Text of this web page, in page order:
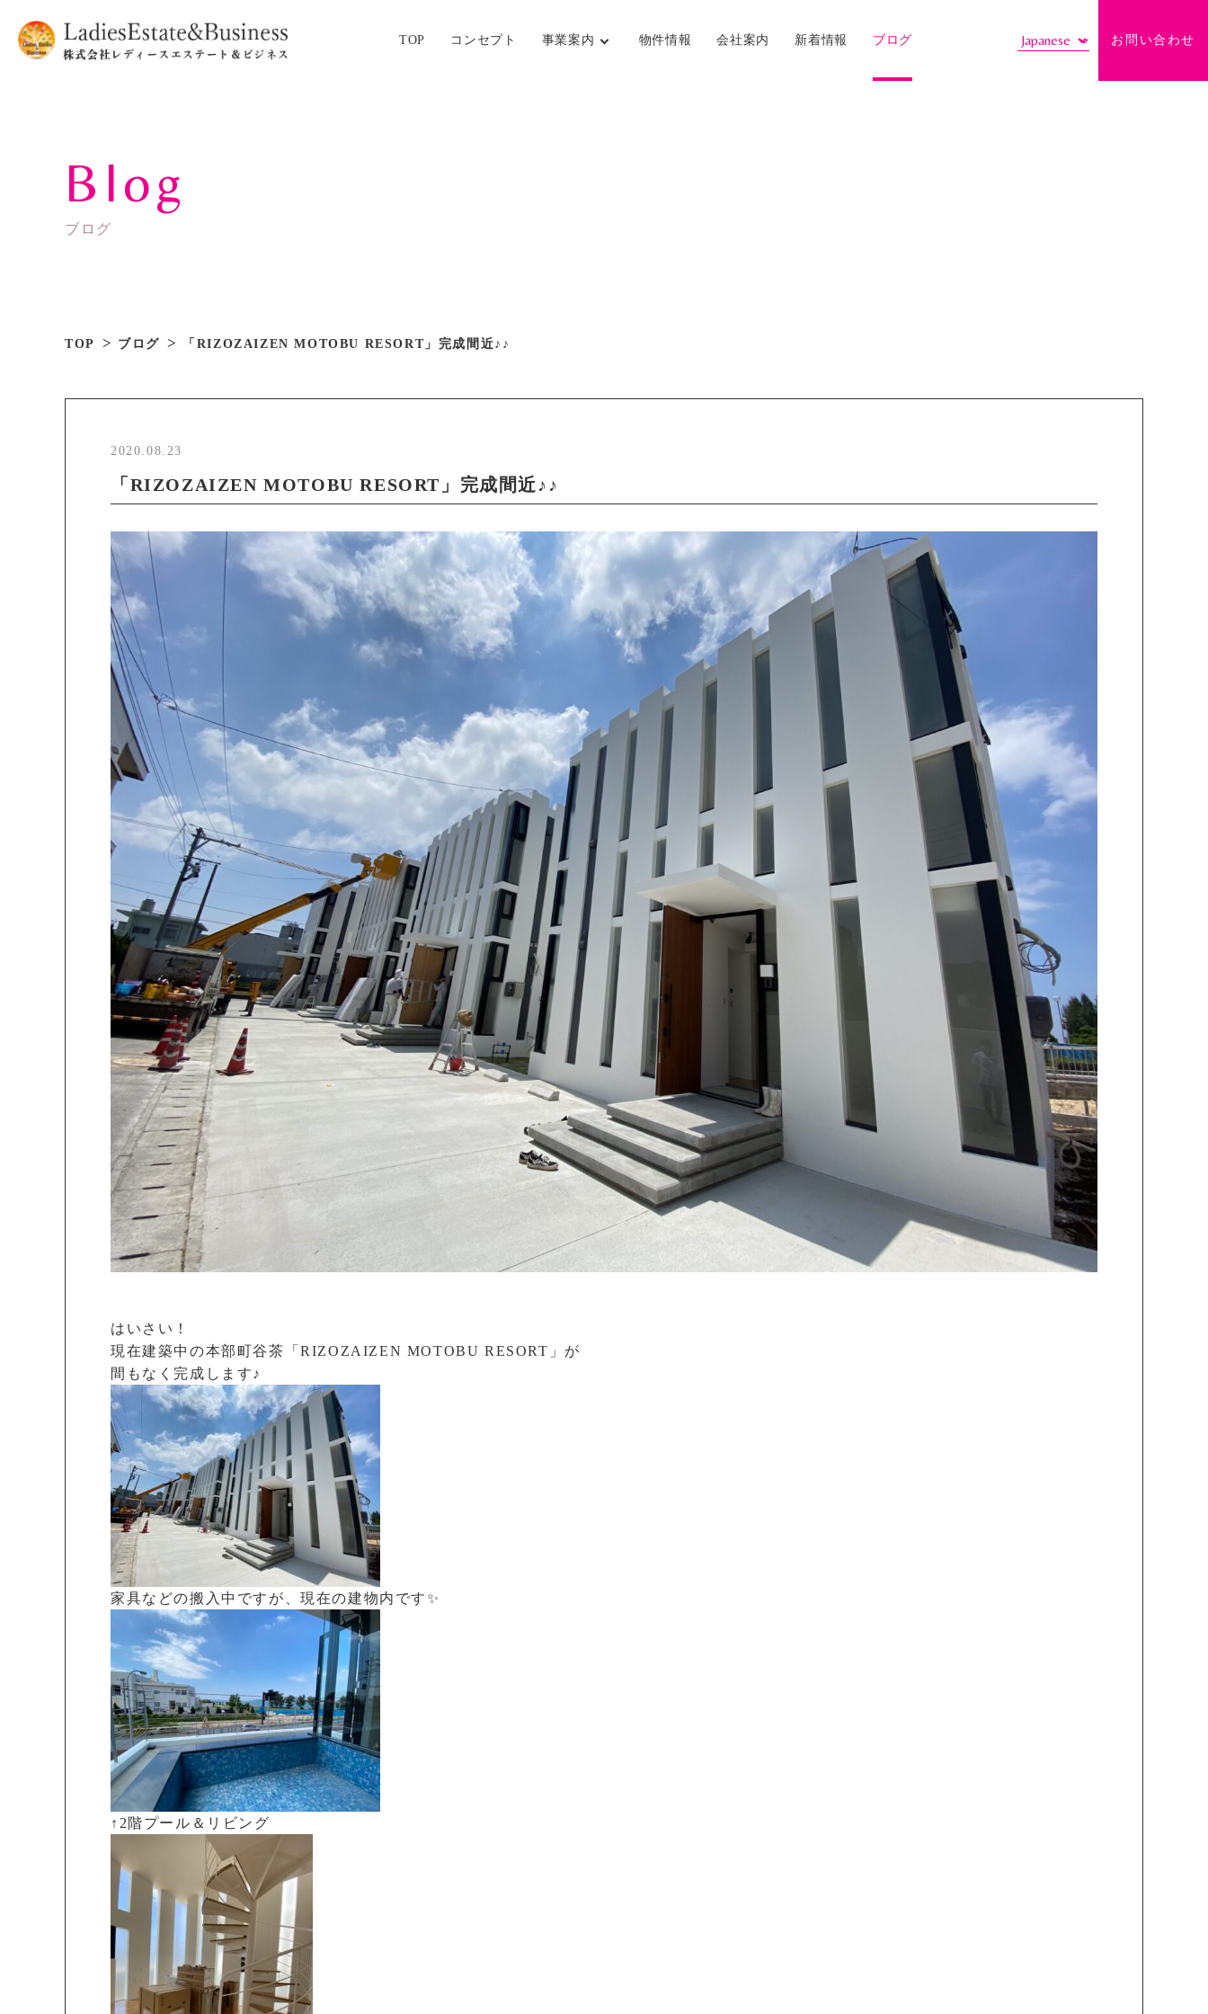
TOP コンセプト 事業案内 物件情報 会社案内 新着情報 ブログ お問い合わせ
Blog
ブログ
TOP ブログ 「RIZOZAIZEN MOTOBU RESORT」完成間近♪♪
2020.08.23
「RIZOZAIZEN MOTOBU RESORT」完成間近♪♪
はいさい！
現在建築中の本部町谷茶「RIZOZAIZEN MOTOBU RESORT」が
間もなく完成します♪
家具などの搬入中ですが、現在の建物内です✨
↑2階プール＆リビング